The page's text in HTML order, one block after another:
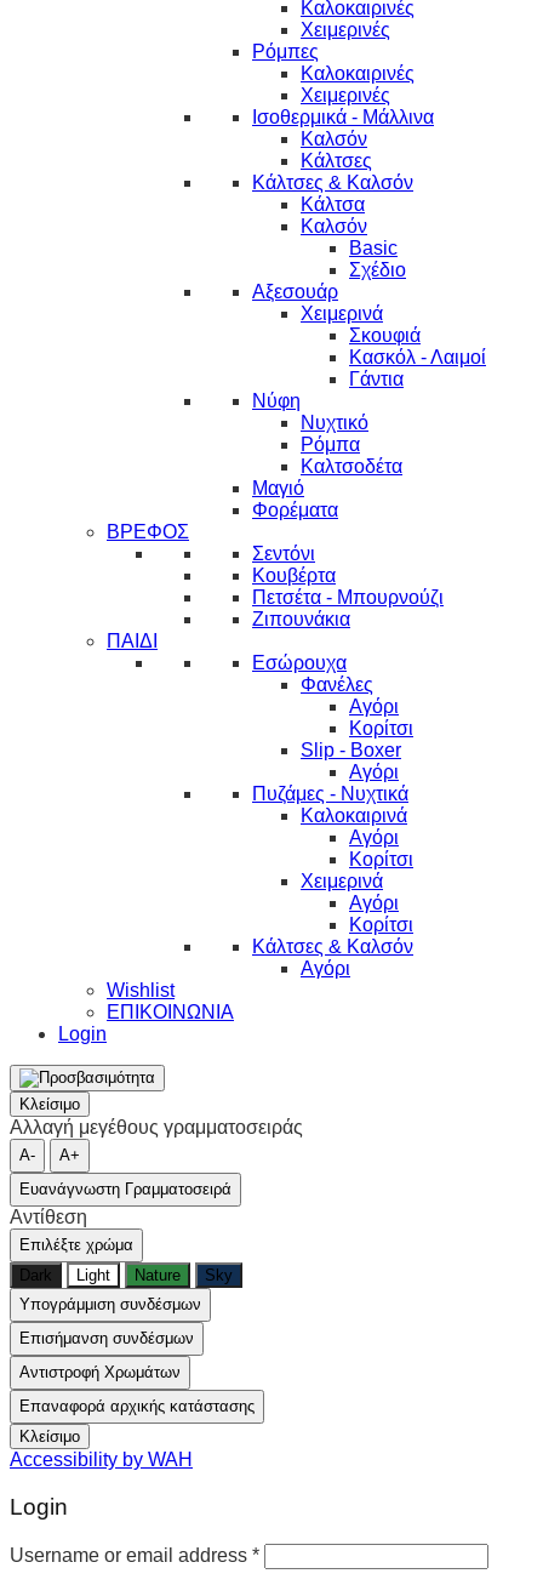
Καλοκαιρινές
Χειμερινές
Ρόμπες
Καλοκαιρινές
Χειμερινές
Ισοθερμικά - Μάλλινα
Καλσόν
Κάλτσες
Κάλτσες & Καλσόν
Κάλτσα
Καλσόν
Basic
Σχέδιο
Αξεσουάρ
Χειμερινά
Σκουφιά
Κασκόλ - Λαιμοί
Γάντια
Νύφη
Νυχτικό
Ρόμπα
Καλτσοδέτα
Μαγιό
Φορέματα
ΒΡΕΦΟΣ
Σεντόνι
Κουβέρτα
Πετσέτα - Μπουρνούζι
Ζιπουνάκια
ΠΑΙΔΙ
Εσώρουχα
Φανέλες
Αγόρι
Κορίτσι
Slip - Boxer
Αγόρι
Πυζάμες - Νυχτικά
Καλοκαιρινά
Αγόρι
Κορίτσι
Χειμερινά
Αγόρι
Κορίτσι
Κάλτσες & Καλσόν
Αγόρι
Wishlist
ΕΠΙΚΟΙΝΩΝΙΑ
Login
Κλείσιμο
Αλλαγή μεγέθους γραμματοσειράς
A-
A+
Ευανάγνωστη Γραμματοσειρά
Αντίθεση
Επιλέξτε χρώμα
Dark
Light Nature
Sky
Υπογράμμιση συνδέσμων
Επισήμανση συνδέσμων
Αντιστροφή Χρωμάτων
Επαναφορά αρχικής κατάστασης
Κλείσιμο
Accessibility by WAH
Login
Username or email address *